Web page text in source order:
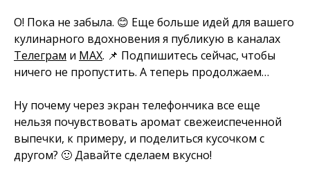
О! Пока не забыла. 😊 Еще больше идей для вашего
кулинарного вдохновения я публикую в каналах
Телеграм и MAX. 📌 Подпишитесь сейчас, чтобы
ничего не пропустить. А теперь продолжаем…
Ну почему через экран телефончика все еще
нельзя почувствовать аромат свежеиспеченной
выпечки, к примеру, и поделиться кусочком с
другом? 🙂 Давайте сделаем вкусно!